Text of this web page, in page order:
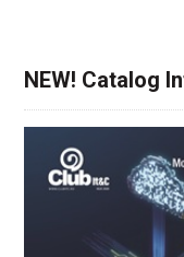
NEW! Catalog